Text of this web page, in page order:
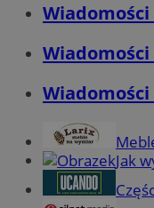
Jak